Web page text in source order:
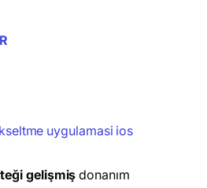
gelişmiş donanım